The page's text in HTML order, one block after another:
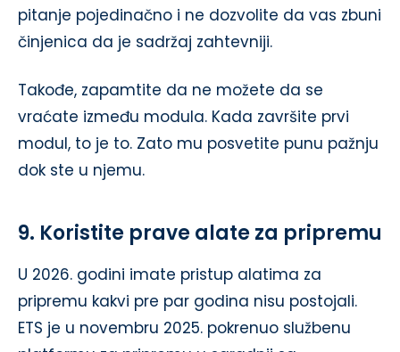
pitanje pojedinačno i ne dozvolite da vas zbuni
činjenica da je sadržaj zahtevniji.
Takođe, zapamtite da ne možete da se
vraćate između modula. Kada završite prvi
modul, to je to. Zato mu posvetite punu pažnju
dok ste u njemu.
9. Koristite prave alate za pripremu
U 2026. godini imate pristup alatima za
pripremu kakvi pre par godina nisu postojali.
ETS je u novembru 2025. pokrenuo službenu